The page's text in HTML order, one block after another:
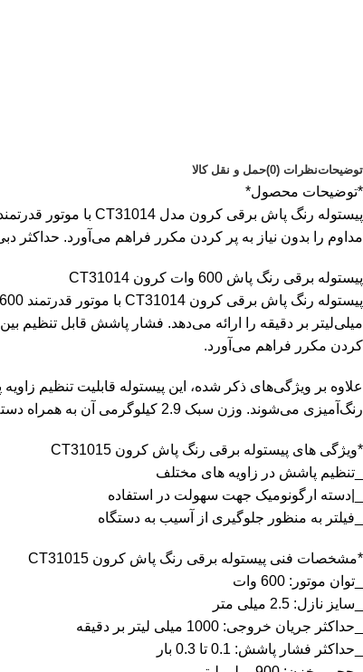
توضیحاتنظرات (0) حمل و نقل کالا
*توضیحات محصول*
مداوم را بدون نیاز به پر کردن مکرر فراهم می‌آورد. حداکثر دبی خروجی 1000 میلی‌لیتر بر دقیقه نیز از دیگر ویژگی
پیستوله برقی رنگ پاش 600 وات کرون CT31014
کردن مکرر فراهم می‌آورد.
علاوه بر ویژگی‌های ذکر شده، این پیستوله قابلیت تنظیم
رنگ‌آمیزی می‌شوند. وزن سبک 2.9 کیلوگرمی آن به همراه دسته ارگونومیک، کار با این دستگاه را بسیار راحت کرده است. برای خرید ابزار کرون با مشاوران ایران بور تماس حاصل کنید.
*ویژگی های پیستوله برقی رنگ پاش کرون CT31015
_تنظیم پاشش در زاویه های مختلف
_|دسته ارگونومیک جهت سهولت در استفاده
_فیلتر به منظور جلوگیری از آسیب به دستگاه
*مشخصات فنی پیستوله برقی رنگ پاش کرون CT31015
_توان موتور: 600 وات
_سایز نازل: 2.5 میلی‌ متر
_حداکثر جریان خروجی: 1000 میلی لیتر بر دقیقه
_حداکثر فشار پاشش: 0.1 تا 0.3 بار